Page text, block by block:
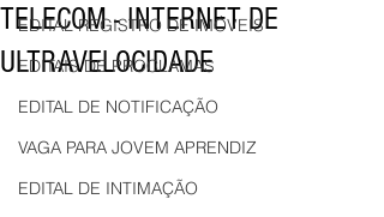
EDITAL REGISTRO DE IMÓVEIS
EDITAIS DE PROCLAMAS
EDITAL DE NOTIFICAÇÃO
VAGA PARA JOVEM APRENDIZ
EDITAL DE INTIMAÇÃO
TELECOM - INTERNET DE
ULTRAVELOCIDADE